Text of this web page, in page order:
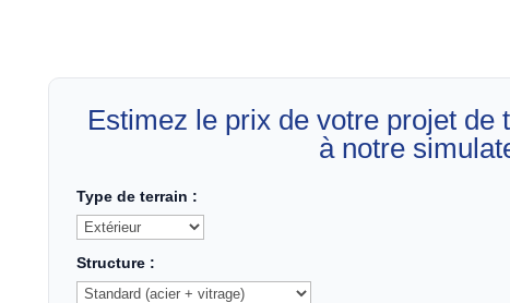
Estimez le prix de votre projet de
à notre
Type de terrain :
Structure :